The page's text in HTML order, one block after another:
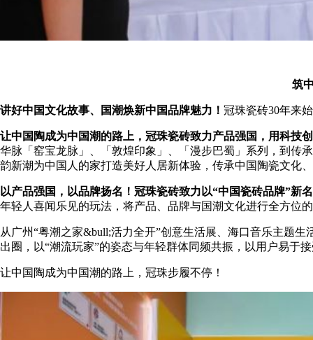
筑
讲好中国文化故事、国潮焕新中国品牌魅力！ 冠珠瓷砖30年来
让中国陶成为中国潮的路上，冠珠瓷砖致力产品强国，用科技
华脉「窑宝龙脉」、「敦煌印象」、「漫步巴蜀」系列，到传
韵新潮为中国人的家打造美好人居新体验，传承中国陶瓷文化
以产品强国，以品牌扬名！冠珠瓷砖致力以“中国瓷砖品牌”新
年轻人喜闻乐见的玩法，将产品、品牌与国潮文化进行全方位
从广州“粤潮之家&bull;活力全开”创意生活展、海口音乐主题
出圈，以“潮流玩家”的姿态与年轻群体同频共振，以用户易于
让中国陶成为中国潮的路上，冠珠步履不停！